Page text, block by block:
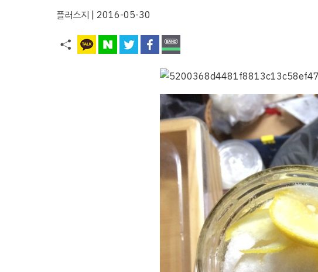
플러스지 | 2016-05-30